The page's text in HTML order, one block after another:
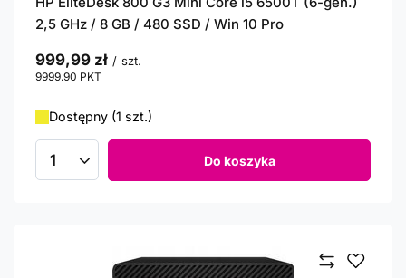
2,5 GHz / 8 GB / 480 SSD / Win 10 Pro
999,99 zł / szt.
9999.90 PKT
Dostępny (1 szt.)
Ilość produktów Do koszyka